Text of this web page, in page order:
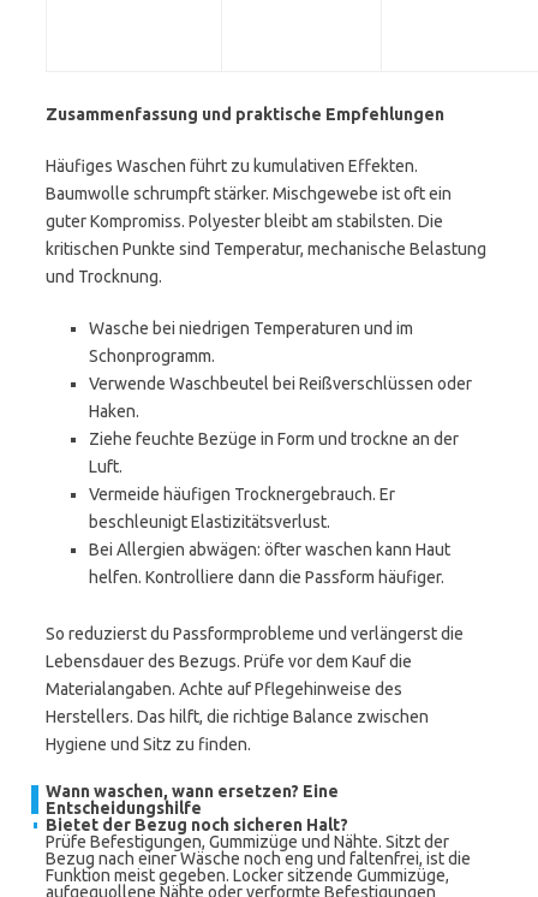
Zusammenfassung und praktische Empfehlungen
Häufiges Waschen führt zu kumulativen Effekten.
Baumwolle schrumpft stärker. Mischgewebe ist oft ein
guter Kompromiss. Polyester bleibt am stabilsten. Die
kritischen Punkte sind Temperatur, mechanische Belastung
und Trocknung.
Wasche bei niedrigen Temperaturen und im
Schonprogramm.
Verwende Waschbeutel bei Reißverschlüssen oder
Haken.
Ziehe feuchte Bezüge in Form und trockne an der
Luft.
Vermeide häufigen Trocknergebrauch. Er
beschleunigt Elastizitätsverlust.
Bei Allergien abwägen: öfter waschen kann Haut
helfen. Kontrolliere dann die Passform häufiger.
So reduzierst du Passformprobleme und verlängerst die
Lebensdauer des Bezugs. Prüfe vor dem Kauf die
Materialangaben. Achte auf Pflegehinweise des
Herstellers. Das hilft, die richtige Balance zwischen
Hygiene und Sitz zu finden.
Wann waschen, wann ersetzen? Eine
Entscheidungshilfe
Bietet der Bezug noch sicheren Halt?
Prüfe Befestigungen, Gummizüge und Nähte. Sitzt der
Bezug nach einer Wäsche noch eng und faltenfrei, ist die
Funktion meist gegeben. Locker sitzende Gummizüge,
aufgequollene Nähte oder verformte Befestigungen